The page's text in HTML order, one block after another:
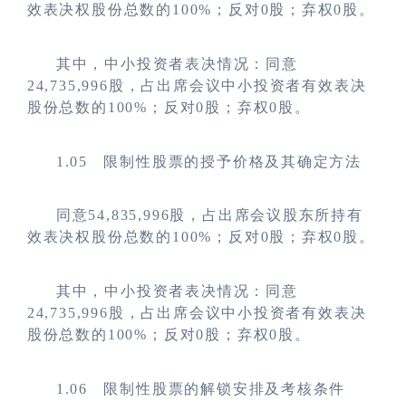
效表决权股份总数的100%；反对0股；弃权0股。
其中，中小投资者表决情况：同意
24,735,996股，占出席会议中小投资者有效表决
股份总数的100%；反对0股；弃权0股。
1.05 限制性股票的授予价格及其确定方法
同意54,835,996股，占出席会议股东所持有
效表决权股份总数的100%；反对0股；弃权0股。
其中，中小投资者表决情况：同意
24,735,996股，占出席会议中小投资者有效表决
股份总数的100%；反对0股；弃权0股。
1.06 限制性股票的解锁安排及考核条件